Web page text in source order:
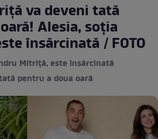
va deveni tată
Alesia, soția
însărcinată / FOTO
Mitriță, este însărcinată
pentru a doua oară